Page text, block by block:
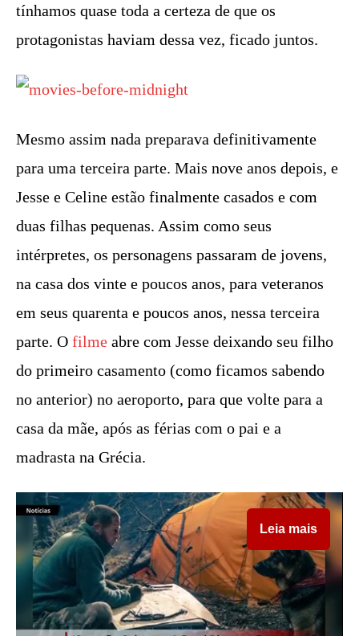
tínhamos quase toda a certeza de que os
protagonistas haviam dessa vez, ficado juntos.
Mesmo assim nada preparava definitivamente
para uma terceira parte. Mais nove anos depois, e
Jesse e Celine estão finalmente casados e com
duas filhas pequenas. Assim como seus
intérpretes, os personagens passaram de jovens,
na casa dos vinte e poucos anos, para veteranos
em seus quarenta e poucos anos, nessa terceira
parte. O filme abre com Jesse deixando seu filho
do primeiro casamento (como ficamos sabendo
no anterior) no aeroporto, para que volte para a
casa da mãe, após as férias com o pai e a
madrasta na Grécia.
Leia mais